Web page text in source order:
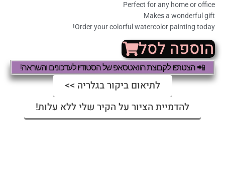
Perfect for any home or office
Makes a wonderful gift
Order your colorful watercolor painting today!
הוספה לסל
📲 הצטרפו לקבוצת הוואטסאפ של הסטודיו לעדכונים והשראה!
לתיאום ביקור בגלריה >>
להדמיית הציור על הקיר שלי ללא עלות!